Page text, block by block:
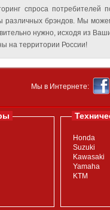
спроса потребителей
различных брэндов. Мы
нужно, исходя из
на территории России!
Мы в Интернете:
Honda
Suzuki
Kawasaki
Yamaha
KTM